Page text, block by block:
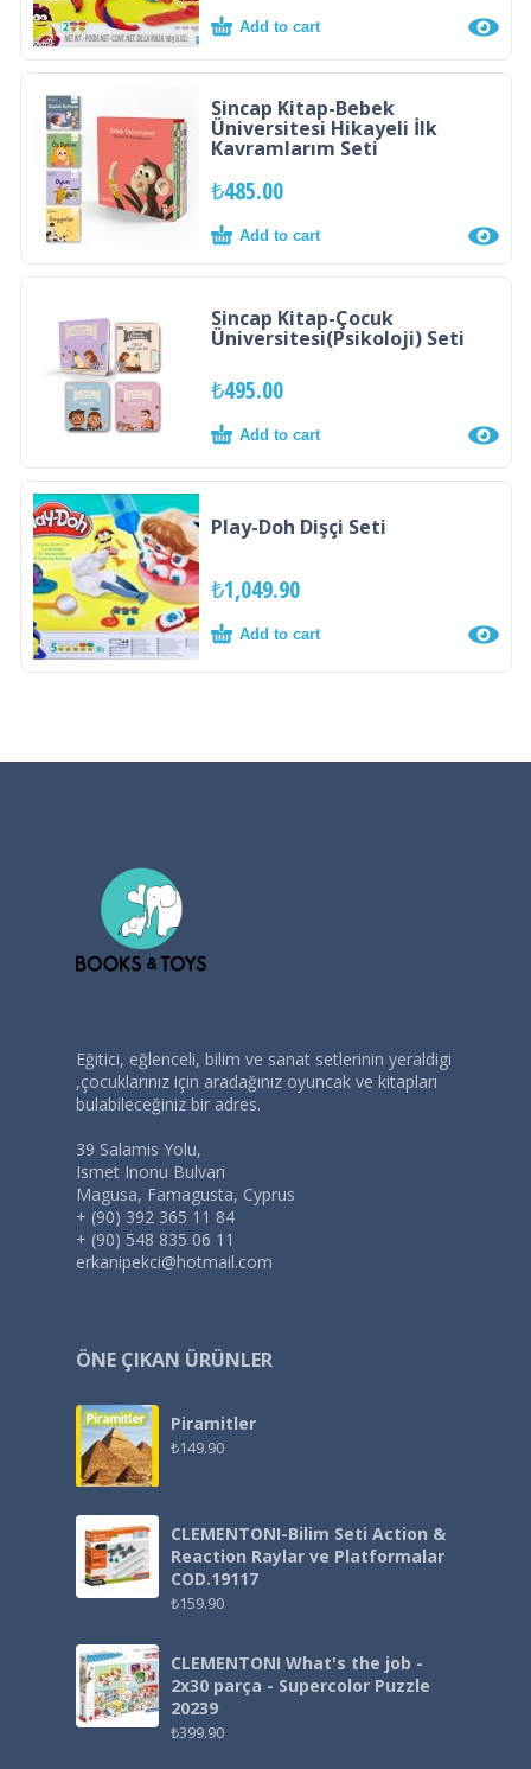
Add to cart
Sincap Kitap-Bebek
Üniversitesi Hikayeli İlk
Kavramlarım Seti
₺485.00
Add to cart
Sincap Kitap-Çocuk
Üniversitesi(Psikoloji) Seti
₺495.00
Add to cart
Play-Doh Dişçi Seti
₺1,049.90
Add to cart
Eğitici, eğlenceli, bilim ve sanat setlerinin yeraldigi
,çocuklarınız için aradağınız oyuncak ve kitapları
bulabileceğiniz bir adres.
39 Salamis Yolu,
Ismet Inonu Bulvari
Magusa, Famagusta, Cyprus
+ (90) 392 365 11 84
+ (90) 548 835 06 11
erkanipekci@hotmail.com
ÖNE ÇIKAN ÜRÜNLER
Piramitler
₺149.90
CLEMENTONI-Bilim Seti Action &
Reaction Raylar ve Platformalar
COD.19117
₺159.90
CLEMENTONI What's the job -
2x30 parça - Supercolor Puzzle
20239
₺399.90